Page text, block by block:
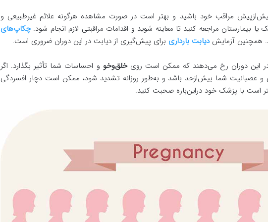
مراقب خود باشید و بهتر است در صورت مشاهده هرگونه علائم غیرطبیعی و
بیمارستان مراجعه کنید تا معاینه شوید و اقدامات مراقبتی لازم انجام شود.چکاپ‌های
همچنین آزمایشدیابت بارداری برای پیش‌گیری از دیابت در این دوران ضروری است.
در این دوران رخ می‌دهند که ممکن است رویخلق‌وخو و احساسات شما تأثیر بگذارد. اگر
و عصبانیت شما بیش‌ازحد باشد و به‌طور روزانه تشدید شود، ممکن است دچار افسردگی
است با پزشک خود دراین‌باره صحبت کنید.